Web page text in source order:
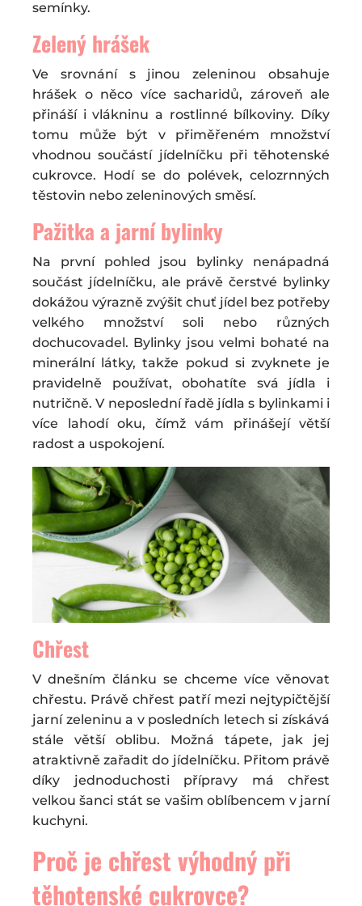
semínky.
Zelený hrášek
Ve srovnání s jinou zeleninou obsahuje
hrášek o něco více sacharidů, zároveň ale
přináší i vlákninu a rostlinné bílkoviny. Díky
tomu může být v přiměřeném množství
vhodnou součástí jídelníčku při těhotenské
cukrovce. Hodí se do polévek, celozrnných
těstovin nebo zeleninových směsí.
Pažitka a jarní bylinky
Na první pohled jsou bylinky nenápadná
součást jídelníčku, ale právě čerstvé bylinky
dokážou výrazně zvýšit chuť jídel bez potřeby
velkého množství soli nebo různých
dochucovadel. Bylinky jsou velmi bohaté na
minerální látky, takže pokud si zvyknete je
pravidelně používat, obohatíte svá jídla i
nutričně. V neposlední řadě jídla s bylinkami i
více lahodí oku, čímž vám přinášejí větší
radost a uspokojení.
Chřest
V dnešním článku se chceme více věnovat
chřestu. Právě chřest patří mezi nejtypičtější
jarní zeleninu a v posledních letech si získává
stále větší oblibu. Možná tápete, jak jej
atraktivně zařadit do jídelníčku. Přitom právě
díky jednoduchosti přípravy má chřest
velkou šanci stát se vašim oblíbencem v jarní
kuchyni.
Proč je chřest výhodný při
těhotenské cukrovce?